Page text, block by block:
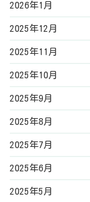
2026年1月
2025年12月
2025年11月
2025年10月
2025年9月
2025年8月
2025年7月
2025年6月
2025年5月